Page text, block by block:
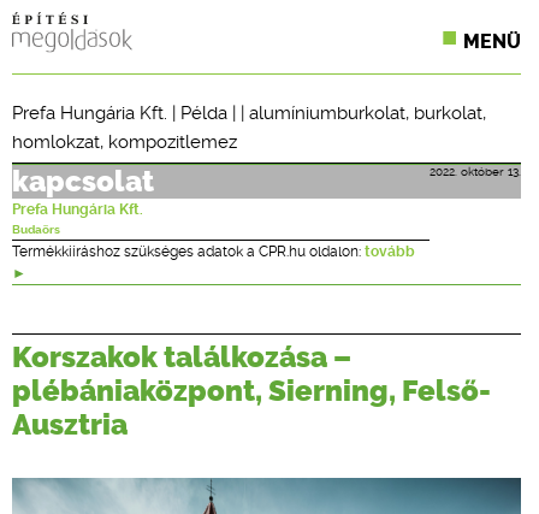
MENÜ
SZAKLAPOK
CPR TERMÉKKIÍRÁS
ÉPÍTÉSI JOG
TERVEZÉSI SEGÉDLETEK
Prefa Hungária Kft. | Példa | | alumíniumburkolat, burkolat,
homlokzat, kompozitlemez
2022. október 13.
kapcsolat
Prefa Hungária Kft.
Budaörs
Termékkiíráshoz szükséges adatok a CPR.hu oldalon: tovább
Korszakok találkozása –
plébániaközpont, Sierning, Felső-
Ausztria